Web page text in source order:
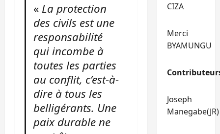
« La protection
des civils est une
responsabilité
qui incombe à
toutes les parties
au conflit, c’est-à-
dire à tous les
belligérants. Une
paix durable ne
CIZA
Merci
BYAMUNGU
Joseph
Manegabe(JR)